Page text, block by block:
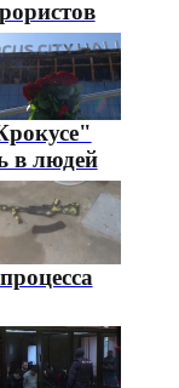
в людей